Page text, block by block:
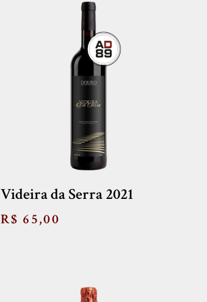
Videira da Serra 2021
R$ 65,00